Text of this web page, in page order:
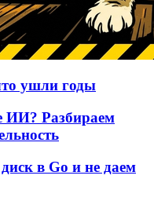
ушли годы
ИИ? Разбираем
в Go и не даем